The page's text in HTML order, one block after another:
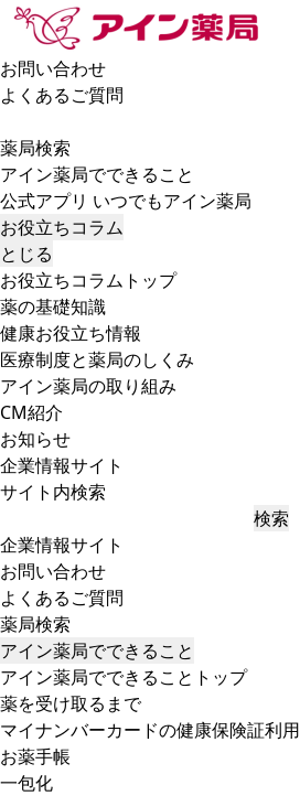
お問い合わせ
よくあるご質問
薬局検索
アイン薬局でできること
公式アプリ いつでもアイン薬局
お役立ちコラム
とじる
お役立ちコラムトップ
薬の基礎知識
健康お役立ち情報
医療制度と薬局のしくみ
アイン薬局の取り組み
CM紹介
お知らせ
企業情報サイト
サイト内検索
検索
企業情報サイト
お問い合わせ
よくあるご質問
薬局検索
アイン薬局でできること
アイン薬局でできることトップ
薬を受け取るまで
マイナンバーカードの健康保険証利用
お薬手帳
一包化